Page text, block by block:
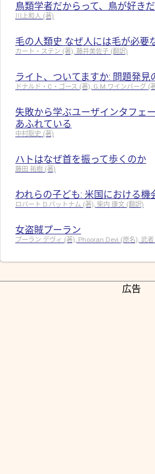
鳥類学者だからって、鳥が好きだ
川上和人 (著)
毛の人類史 なぜ人には毛が必要
カート・ステン (著), 藤井美佐子 (翻訳)
ライト、ついてますか: 問題発見
ドナルド・C・ゴース (著), G.M.ワインバーグ (
失敗から学ぶユーザインタフェ
あふれている
中村聡史 (著)
ハトはなぜ首を振って歩くのか
藤田 祐樹 (著)
われらの子ども: 米国における機
ロバート D.パットナム (著), 柴内 康文 (翻訳)
女盗賊プーラン
プーラン デヴィ (著), Phooran Devi (原名), 武
広告